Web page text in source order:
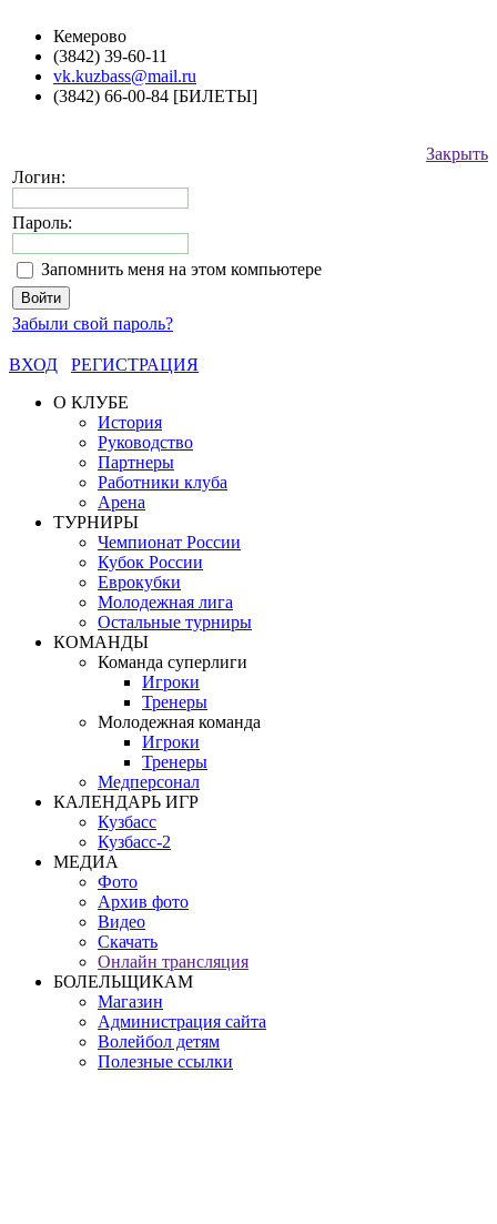
Кемерово
(3842) 39-60-11
vk.kuzbass@mail.ru
(3842) 66-00-84 [БИЛЕТЫ]
Закрыть
Логин:
Пароль:
Запомнить меня на этом компьютере
Забыли свой пароль?
ВХОД
РЕГИСТРАЦИЯ
О КЛУБЕ
История
Руководство
Партнеры
Работники клуба
Арена
ТУРНИРЫ
Чемпионат России
Кубок России
Еврокубки
Молодежная лига
Остальные турниры
КОМАНДЫ
Команда суперлиги
Игроки
Тренеры
Молодежная команда
Игроки
Тренеры
Медперсонал
КАЛЕНДАРЬ ИГР
Кузбасс
Кузбасс-2
МЕДИА
Фото
Архив фото
Видео
Скачать
Онлайн трансляция
БОЛЕЛЬЩИКАМ
Магазин
Администрация сайта
Волейбол детям
Полезные ссылки